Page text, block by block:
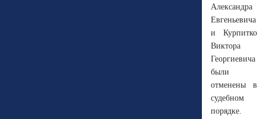
Александра
Евгеньевича
и Курпитко
Виктора
Георгиевича
были
отменены в
судебном
порядке.